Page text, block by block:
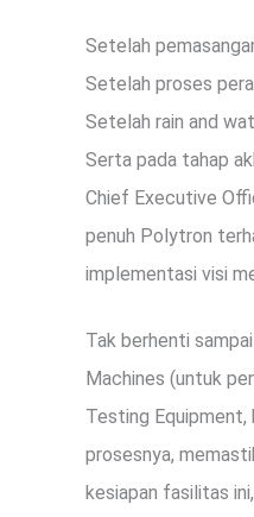
Setelah
Setelah proses
Setelah rain and
Serta pada tahap
Chief Executive
penuh Polytron
implementasi visi
Tak berhenti
Machines (untuk
Testing Equipment,
prosesnya,
kesiapan fasilitas